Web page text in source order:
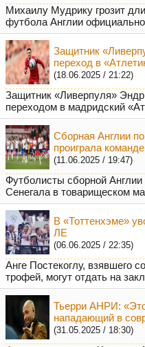
Михаилу Мудрику грозит
футбола Англии
Защитник
переход в
(18.06.2025 / 21:22)
Защитник «Ливерпуля»
переходом в мадридский
Сборная Англии
проиграла
(11.06.2025 / 19:47)
Футболисты сборной
Сенегала в товарищеском
В «Тоттенхэме»
ЛЕ
(06.06.2025 / 22:35)
Анге Постекоглу, взявшего
трофей, могут отдать на
Тьерри АНРИ:
нападающий в
(31.05.2025 / 18:30)